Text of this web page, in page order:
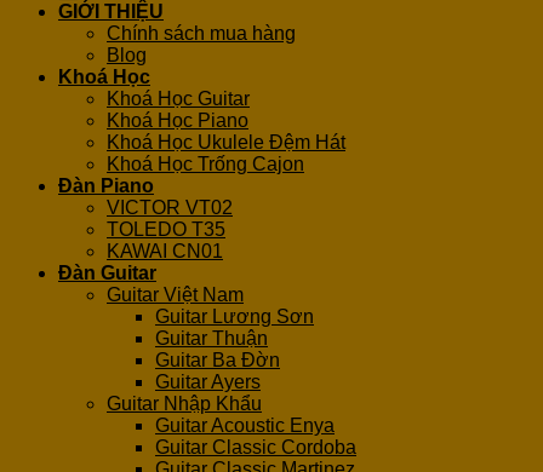
GIỚI THIỆU
Chính sách mua hàng
Blog
Khoá Học
Khoá Học Guitar
Khoá Học Piano
Khoá Học Ukulele Đệm Hát
Khoá Học Trống Cajon
Đàn Piano
VICTOR VT02
TOLEDO T35
KAWAI CN01
Đàn Guitar
Guitar Việt Nam
Guitar Lương Sơn
Guitar Thuận
Guitar Ba Đờn
Guitar Ayers
Guitar Nhập Khẩu
Guitar Acoustic Enya
Guitar Classic Cordoba